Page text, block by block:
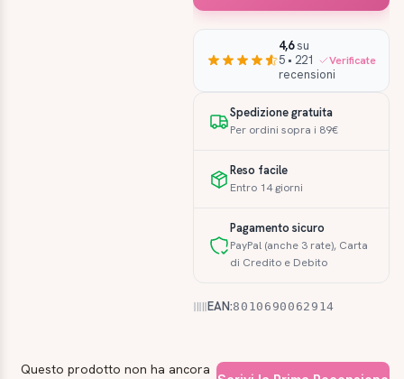
4,6su
5 • 221
recensioni
Verificate
Spedizione gratuita
Per ordini sopra i 89€
Reso facile
Entro 14 giorni
Pagamento sicuro
PayPal (anche 3 rate), Carta
di Credito e Debito
EAN:8010690062914
Questo prodotto non ha ancora